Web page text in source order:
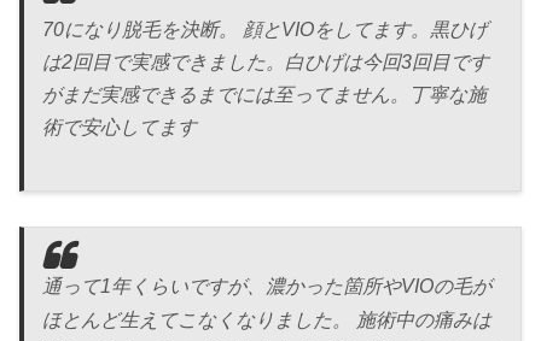
70になり脱毛を決断。 顔とVIOをしてます。黒ひげ
は2回目で実感できました。白ひげは今回3回目です
がまだ実感できるまでには至ってません。丁寧な施
術で安心してます
通って1年くらいですが、濃かった箇所やVIOの毛が
ほとんど生えてこなくなりました。 施術中の痛みは